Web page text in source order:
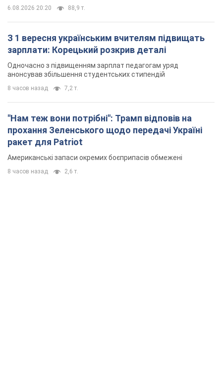
6.08.2026 20:20 88,9 т.
З 1 вересня українським вчителям підвищать
зарплати: Корецький розкрив деталі
Одночасно з підвищенням зарплат педагогам уряд
анонсував збільшення студентських стипендій
8 часов назад 7,2 т.
"Нам теж вони потрібні": Трамп відповів на
прохання Зеленського щодо передачі Україні
ракет для Patriot
Американські запаси окремих боєприпасів обмежені
8 часов назад 2,6 т.